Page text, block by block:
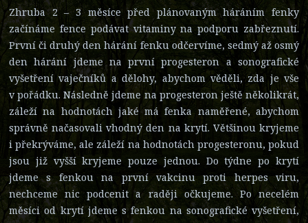
Zhruba 2 – 3 měsíce před plánovaným háráním fenky
začínáme fence podávat vitaminy na podporu zabřeznutí.
První či druhý den hárání fenku odčervíme, sedmý až osmý
den hárání jdeme na první progesteron a sonografické
vyšetření vaječníků a dělohy, abychom věděli, zda je vše
v pořádku. Následně jdeme na progesteron ještě několikrát,
záleží na hodnotách jaké má fenka naměřené, abychom
správně načasovali vhodný den na krytí. Většinou kryjeme
i překrýváme, ale záleží na hodnotách progesteronu, pokud
jsou již vyšší kryjeme pouze jednou. Do týdne po krytí
jdeme s fenkou na první vakcinu proti herpes viru,
nechceme nic podcenit a raději očkujeme. Po necelém
měsíci od krytí jdeme s fenkou na sonografické vyšetření,